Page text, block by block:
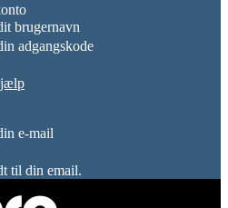
brugernavn
adgangskode
e-mail
til din email.